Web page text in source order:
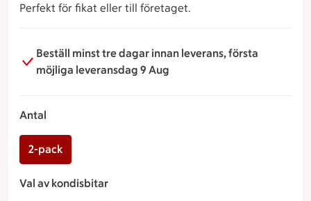
Perfekt för fikat eller till företaget.
Beställ minst tre dagar innan leverans, första
möjliga leveransdag 9 Aug
Antal
2-pack
Val av kondisbitar